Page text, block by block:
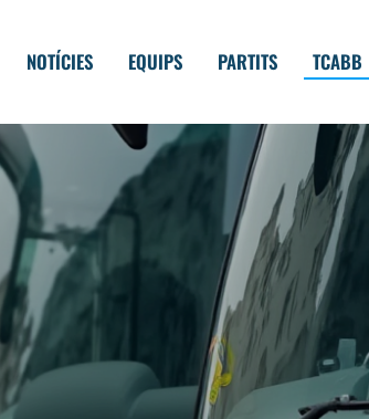
NOTÍCIES EQUIPS PARTITS TCABB